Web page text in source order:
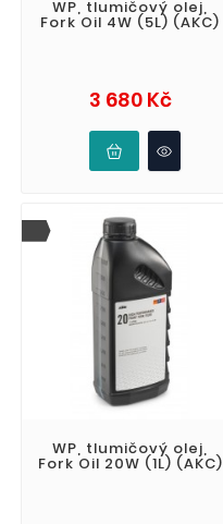
WP, tlumičový olej,
Fork Oil 4W (5L) (AKC)
3 680 KčCena
WP, tlumičový olej,
Fork Oil 20W (1L) (AKC)